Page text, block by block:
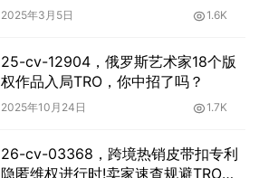
2025年3月5日 1.6K
25-cv-12904，俄罗斯艺术家18个版
权作品入局TRO，你中招了吗？
2025年10月24日 1.7K
26-cv-03368，跨境热销皮带扣专利
隐匿维权进行时!卖家速查规避TRO冻